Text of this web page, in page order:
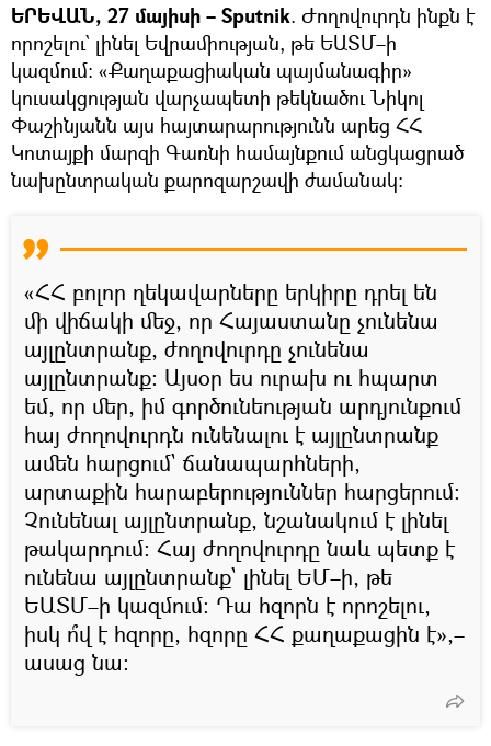
ԵՐԵՎԱՆ, 27 մայիսի – Sputnik. Ժողովուրդն ինքն է
որոշելու` լինել Եվրամիության, թե ԵԱՏՄ–ի
կազմում։ «Քաղաքացիական պայմանագիր»
կուսակցության վարչապետի թեկնածու Նիկոլ
Փաշինյանն այս հայտարարությունն արեց ՀՀ
Կոտայքի մարզի Գառնի համայնքում անցկացրած
նախընտրական քարոզարշավի ժամանակ։
«ՀՀ բոլոր ղեկավարները երկիրը դրել են
մի վիճակի մեջ, որ Հայաստանը չունենա
այլընտրանք, ժողովուրդը չունենա
այլընտրանք։ Այսօր ես ուրախ ու հպարտ
եմ, որ մեր, իմ գործունեության արդյունքում
հայ ժողովուրդն ունենալու է այլընտրանք
ամեն հարցում` ճանապարհների,
արտաքին հարաբերություններ հարցերում։
Չունենալ այլընտրանք, նշանակում է լինել
թակարդում։ Հայ ժողովուրդը նաև պետք է
ունենա այլընտրանք` լինել ԵՄ–ի, թե
ԵԱՏՄ–ի կազմում։ Դա հզորն է որոշելու,
իսկ ո՞վ է հզորը, հզորը ՀՀ քաղաքացին է»,–
ասաց նա։